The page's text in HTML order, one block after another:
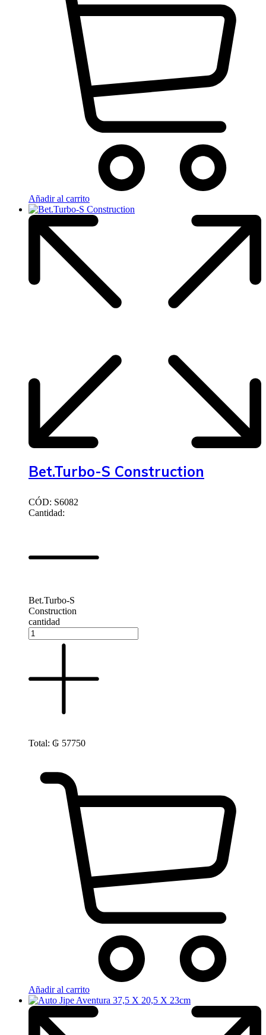
Añadir al carrito
Bet.Turbo-S Construction
CÓD: S6082
Cantidad:
Bet.Turbo-S
Construction
cantidad
Total: ₲ 57750
Añadir al carrito